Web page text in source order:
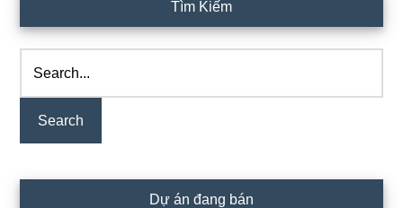
Sidebar
Tìm Kiếm
Dự án đang bán